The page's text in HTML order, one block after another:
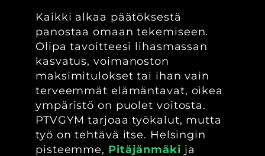
Kaikki alkaa päätöksestä
panostaa omaan tekemiseen.
Olipa tavoitteesi lihasmassan
kasvatus, voimanoston
maksimitulokset tai ihan vain
terveemmät elämäntavat, oikea
ympäristö on puolet voitosta.
PTVGYM tarjoaa työkalut, mutta
työ on tehtävä itse. Helsingin
pisteemme, Pitäjänmäki ja